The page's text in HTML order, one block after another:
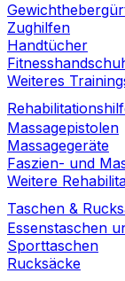
Zughilfen
Handtücher
Weiteres
Massagepistolen
Massagegeräte
Faszien- und
Weitere
Taschen &
Essenstaschen
Sporttaschen
Rucksäcke